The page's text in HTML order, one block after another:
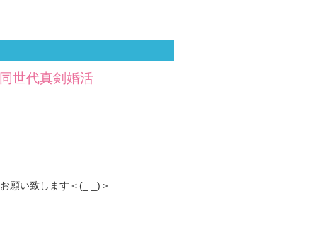
世代真剣婚活
願い致します＜(_ _)＞